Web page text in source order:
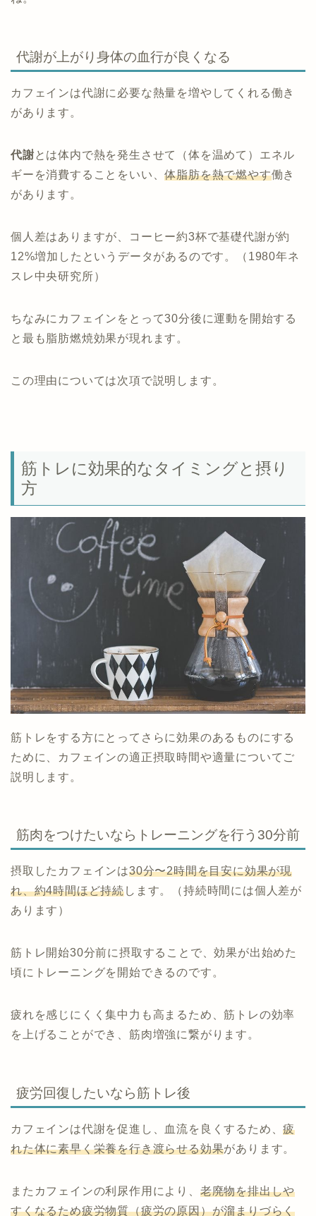
代謝が上がり身体の血行が良くなる
カフェインは代謝に必要な熱量を増やしてくれる働き
があります。
代謝とは体内で熱を発生させて（体を温めて）エネル
ギーを消費することをいい、体脂肪を熱で燃やす働き
があります。
個人差はありますが、コーヒー約3杯で基礎代謝が約
12%増加したというデータがあるのです。（1980年ネ
スレ中央研究所）
ちなみにカフェインをとって30分後に運動を開始する
と最も脂肪燃焼効果が現れます。
この理由については次項で説明します。
筋トレに効果的なタイミングと摂り
方
筋トレをする方にとってさらに効果のあるものにする
ために、カフェインの適正摂取時間や適量についてご
説明します。
筋肉をつけたいならトレーニングを行う30分前
摂取したカフェインは30分〜2時間を目安に効果が現
れ、約4時間ほど持続します。（持続時間には個人差が
あります）
筋トレ開始30分前に摂取することで、効果が出始めた
頃にトレーニングを開始できるのです。
疲れを感じにくく集中力も高まるため、筋トレの効率
を上げることができ、筋肉増強に繋がります。
疲労回復したいなら筋トレ後
カフェインは代謝を促進し、血流を良くするため、疲
れた体に素早く栄養を行き渡らせる効果があります。
またカフェインの利尿作用により、 老廃物を排出しや
すくなるため疲労物質（疲労の原因）が溜まりづらく